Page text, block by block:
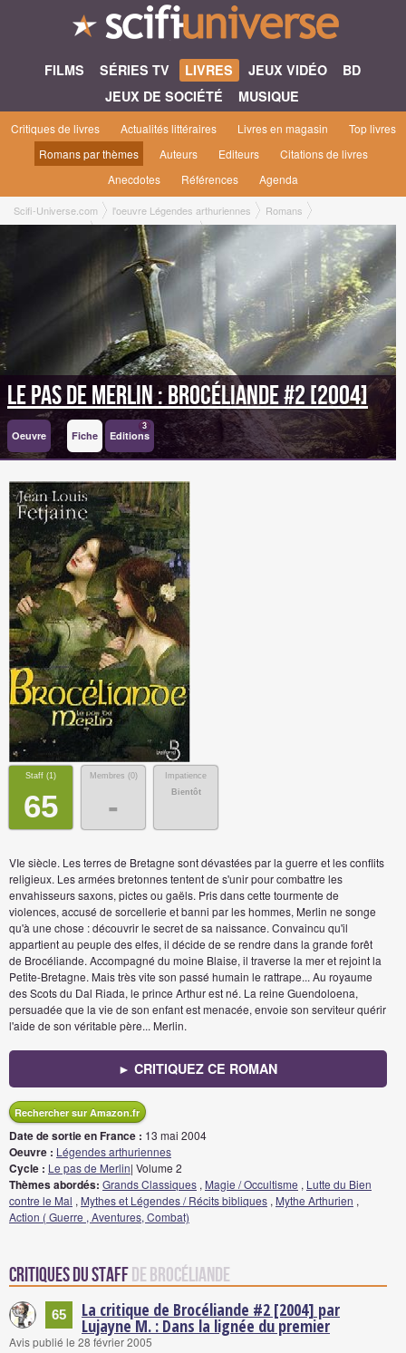
FILMS SÉRIES TV LIVRES JEUX VIDÉO
BD
JEUX DE SOCIÉTÉ
MUSIQUE
Critiques de livres Actualités littéraires Livres en magasin
Top livres
Romans par thèmes
Auteurs Editeurs
Citations de livres
Anecdotes
Références Agenda
Scifi-Universe.com l'oeuvre Légendes arthuriennes
Romans
Le pas de Merlin
Brocéliande #2 [2004]
Le pas de Merlin : Brocéliande #2 [2004]
Oeuvre Fiche Editions
3
Staff (1)
65
Membres (0)
-
Impatience
Bientôt
VIe siècle. Les terres de Bretagne sont dévastées par la guerre et les conflits
religieux. Les armées bretonnes tentent de s'unir pour combattre les
envahisseurs saxons, pictes ou gaëls. Pris dans cette tourmente de
violences, accusé de sorcellerie et banni par les hommes, Merlin ne songe
qu'à une chose : découvrir le secret de sa naissance. Convaincu qu'il
appartient au peuple des elfes, il décide de se rendre dans la grande forêt
de Brocéliande. Accompagné du moine Blaise, il traverse la mer et rejoint la
Petite-Bretagne. Mais très vite son passé humain le rattrape... Au royaume
des Scots du Dal Riada, le prince Arthur est né. La reine Guendoloena,
persuadée que la vie de son enfant est menacée, envoie son serviteur quérir
l'aide de son véritable père... Merlin.
► CRITIQUEZ CE ROMAN
Rechercher sur Amazon.fr
Date de sortie en France : 13 mai 2004
Oeuvre : Légendes arthuriennes
Cycle : Le pas de Merlin| Volume 2
Thèmes abordés: Grands Classiques , Magie / Occultisme , Lutte du Bien
contre le Mal , Mythes et Légendes / Récits bibliques , Mythe Arthurien ,
Action ( Guerre , Aventures, Combat)
Critiques du staffde Brocéliande
65 La critique de Brocéliande #2 [2004] par
Lujayne M. : Dans la lignée du premier
Avis publié le 28 février 2005